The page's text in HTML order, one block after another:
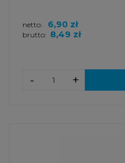
brutto: 8,49 zł
netto: 6,90 zł
+
-